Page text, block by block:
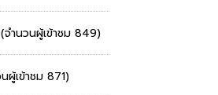
(จำนวนผู้เข้าชม 849)
ผู้เข้าชม 871)